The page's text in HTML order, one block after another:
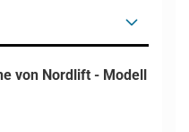
von Nordlift - Modell